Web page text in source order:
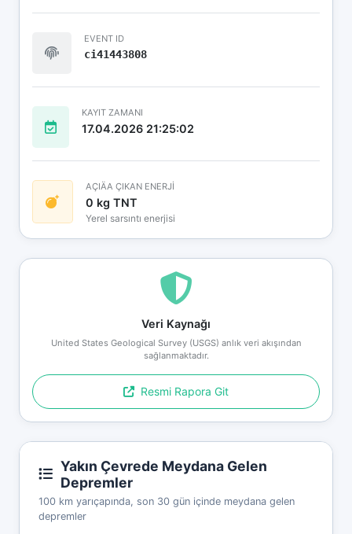
EVENT ID
ci41443808
KAYIT ZAMANI
17.04.2026 21:25:02
AÇIÄA ÇIKAN ENERJİ
0 kg TNT
Yerel sarsıntı enerjisi
Veri Kaynağı
United States Geological Survey (USGS) anlık veri akışından
sağlanmaktadır.
Resmi Rapora Git
Yakın Çevrede Meydana Gelen
Depremler
100 km yarıçapında, son 30 gün içinde meydana gelen
depremler